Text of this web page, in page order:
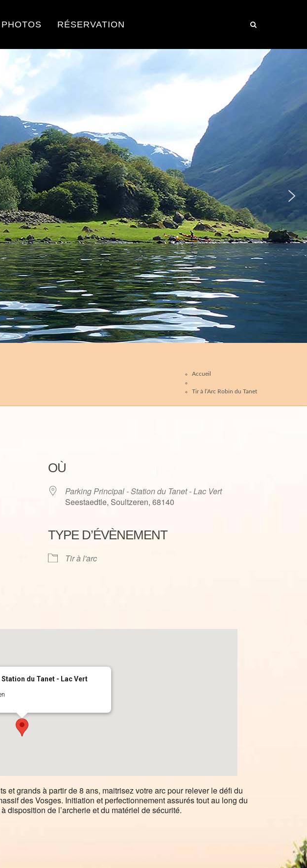
RÉSERVATION
Accueil
Tir à l’Arc Robin du Tanet
OÙ
Parking Principal - Station du Tanet - Lac Vert
Seestaedtle, Soultzeren, 68140
TYPE D’ÉVÈNEMENT
Tir à l'arc
du Tanet - Lac Vert
et grands à partir de 8 ans, maitrisez votre arc pour relever le défi du
des Vosges. Initiation et perfectionnement assurés tout au long du
disposition de l’archerie et du matériel de sécurité.